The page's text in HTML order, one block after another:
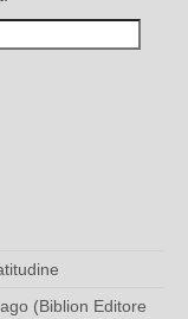
(Biblion Editore